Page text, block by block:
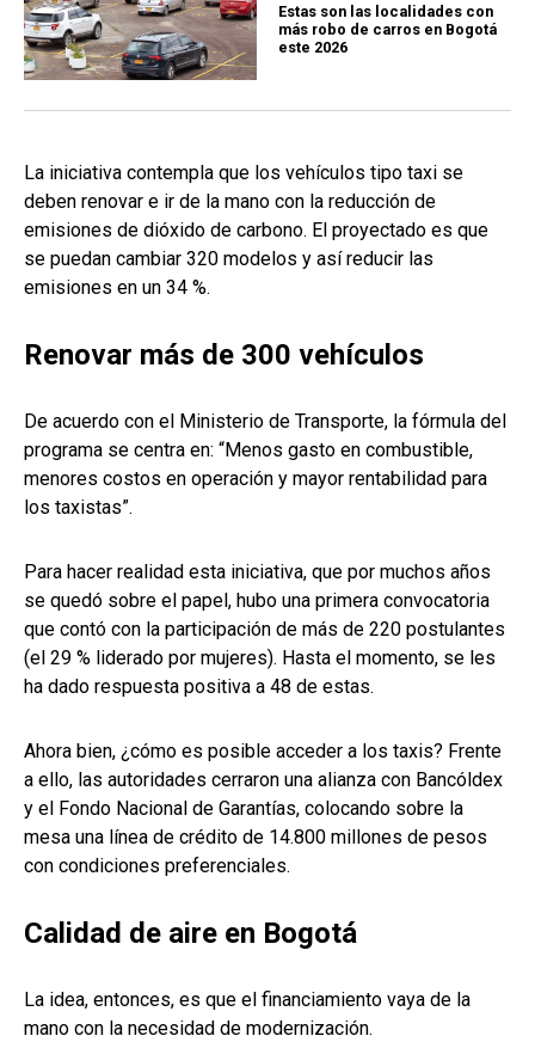
Estas son las localidades con
más robo de carros en Bogotá
este 2026
La iniciativa contempla que los vehículos tipo taxi se
deben renovar e ir de la mano con la reducción de
emisiones de dióxido de carbono. El proyectado es que
se puedan cambiar 320 modelos y así reducir las
emisiones en un 34 %.
Renovar más de 300 vehículos
De acuerdo con el Ministerio de Transporte, la fórmula del
programa se centra en: “Menos gasto en combustible,
menores costos en operación y mayor rentabilidad para
los taxistas”.
Para hacer realidad esta iniciativa, que por muchos años
se quedó sobre el papel, hubo una primera convocatoria
que contó con la participación de más de 220 postulantes
(el 29 % liderado por mujeres). Hasta el momento, se les
ha dado respuesta positiva a 48 de estas.
Ahora bien, ¿cómo es posible acceder a los taxis? Frente
a ello, las autoridades cerraron una alianza con Bancóldex
y el Fondo Nacional de Garantías, colocando sobre la
mesa una línea de crédito de 14.800 millones de pesos
con condiciones preferenciales.
Calidad de aire en Bogotá
La idea, entonces, es que el financiamiento vaya de la
mano con la necesidad de modernización.